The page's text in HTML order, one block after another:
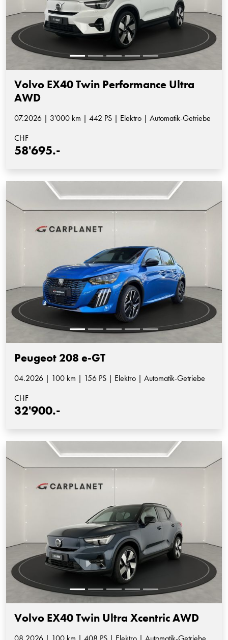
Volvo EX40 Twin Performance Ultra
AWD
07.2026 | 3'000 km | 442 PS | Elektro | Automatik-Getriebe
CHF
58'695.-
Peugeot 208 e-GT
04.2026 | 100 km | 156 PS | Elektro | Automatik-Getriebe
CHF
32'900.-
Volvo EX40 Twin Ultra Xcentric AWD